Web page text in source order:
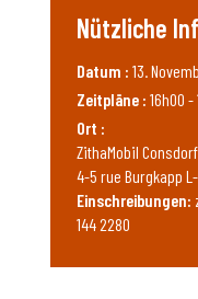
Nützliche
Datum : 13.
Zeitpläne : 16h00 -
Ort :
ZithaMobil Consdorf
4-5 rue Burgkapp L-
Einschreibungen:
144 2280